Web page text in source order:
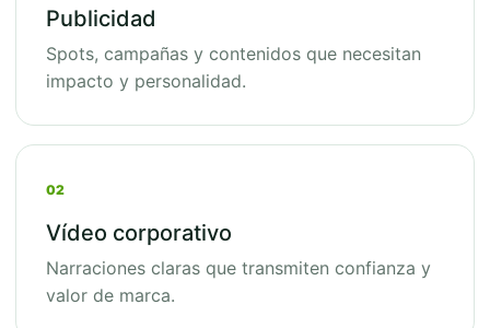
Publicidad
Spots, campañas y contenidos que necesitan
impacto y personalidad.
02
Vídeo corporativo
Narraciones claras que transmiten confianza y
valor de marca.